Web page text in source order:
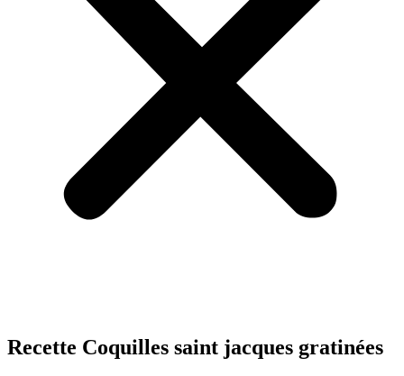
Recette Coquilles saint jacques gratinées